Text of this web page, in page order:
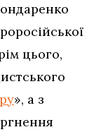
цього,
», а з